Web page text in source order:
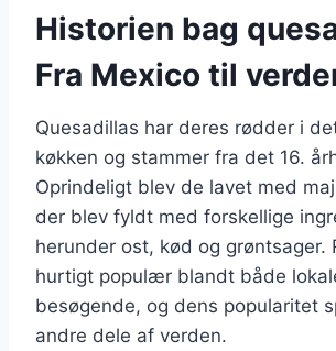
Historien bag
Fra Mexico til
Quesadillas har deres rødder i
køkken og stammer fra det 16.
Oprindeligt blev de lavet med
der blev fyldt med forskellige
herunder ost, kød og grøntsager.
hurtigt populær blandt både
besøgende, og dens popularitet
andre dele af verden.